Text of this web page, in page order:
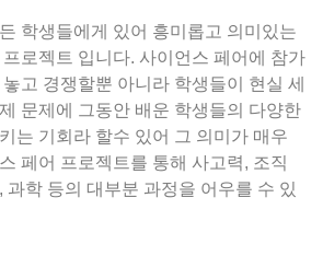
학생들에게 있어 흥미롭고 의미있는
로젝트 입니다. 사이언스 페어에 참가
고 경쟁할뿐 아니라 학생들이 현실 세
문제에 그동안 배운 학생들의 다양한
는 기회라 할수 있어 그 의미가 매우
페어 프로젝트를 통해 사고력, 조직
과학 등의 대부분 과정을 어우를 수 있